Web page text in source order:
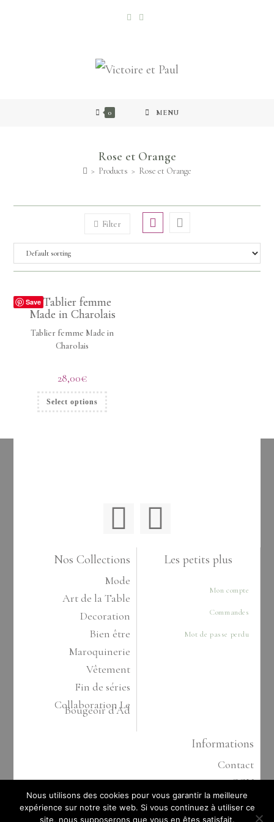
0 MENU
Rose et Orange
> Products > Rose et Orange
Filter
Save
Tablier femme Made in
Charolais
28,00€
Select options
Nos Collections
Mode
Art de la Table
Decoration
Bien être
Maroquinerie
Vêtement
Fin de séries
Collaboration Le
Bougeoir d’Ad
Les petits plus
Mon compte
Commandes
Mot de passe perdu
Informations
Contact
CGV
Politique de confidentialité
Cookies
Nous utilisons des cookies pour vous garantir la meilleure
expérience sur notre site web. Si vous continuez à utiliser ce
site, nous supposerons que vous en êtes satisfait.